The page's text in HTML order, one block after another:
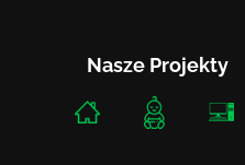
Nasze Projekty